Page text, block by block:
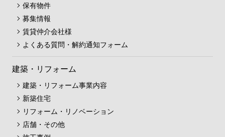
保有物件
募集情報
賃貸仲介会社様
よくある質問・解約通知フォーム
建築・リフォーム
建築・リフォーム事業内容
新築住宅
リフォーム・リノベーション
店舗・その他